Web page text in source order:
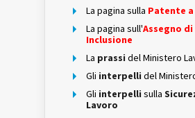
La pagina sulla Patente
La pagina sull'Assegno di
Inclusione
La prassi del Ministero
Gli interpelli del
Gli interpelli sulla
Lavoro